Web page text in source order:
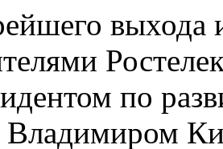
выхода
по